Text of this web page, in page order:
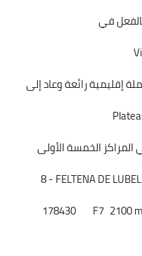
الخمسة الأولى
8 - FELTENA DE
178430
F7 2100 m